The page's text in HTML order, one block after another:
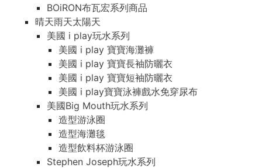
BOiRON布瓦宏系列商品
晴天雨天太陽天
美國 i play玩水系列
美國 i play 寶寶海灘褲
美國 i play 寶寶長袖防曬衣
美國 i play 寶寶短袖防曬衣
美國 i play寶寶泳褲戲水免穿尿布
美國Big Mouth玩水系列
造型游泳圈
造型海灘毯
造型飲料杯游泳圈
Stephen Joseph玩水系列